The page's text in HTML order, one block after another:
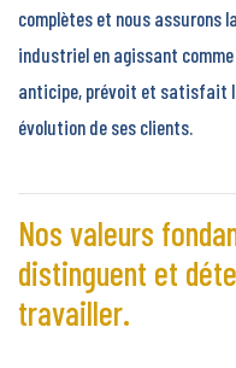
complètes et nous assurons
industriel en agissant
anticipe, prévoit et satisfait
évolution de ses clients.
Nos valeurs
distinguent et
travailler.